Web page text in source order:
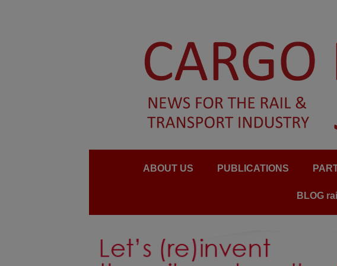
ABOUT US PUBLICATIONS
BLOG